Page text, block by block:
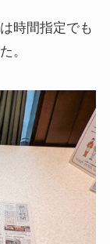
時間指定でも
。